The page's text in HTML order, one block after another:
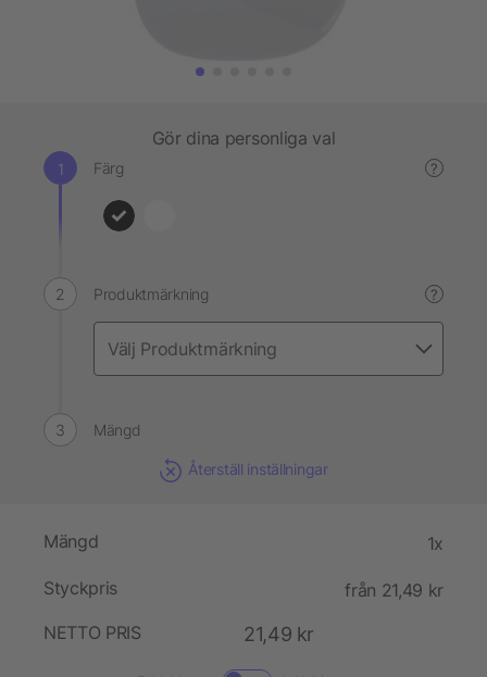
Gör dina personliga val
Färg ?
Produktmärkning ?
Mängd
Återställ inställningar
Mängd 1x
Styckpris
från 21,49 kr
NETTO PRIS
21,49 kr